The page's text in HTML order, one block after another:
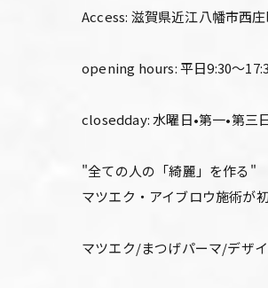
Access: 滋賀県近江八幡市西
opening hours: 平日9:30〜
closedday: 水曜日•第一•第三
"全ての人の「綺麗」を作る"
マツエク・アイブロウ施術が
マツエク/まつげパーマ/デザ